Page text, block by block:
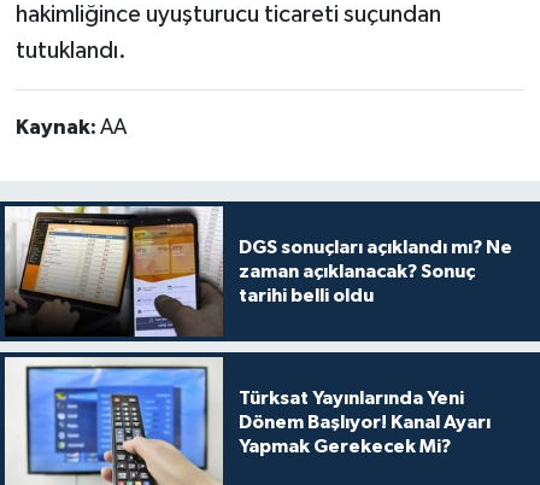
hakimliğince uyuşturucu ticareti suçundan
tutuklandı.
Kaynak: AA
DGS sonuçları açıklandı mı? Ne
zaman açıklanacak? Sonuç
tarihi belli oldu
Türksat Yayınlarında Yeni
Dönem Başlıyor! Kanal Ayarı
Yapmak Gerekecek Mi?